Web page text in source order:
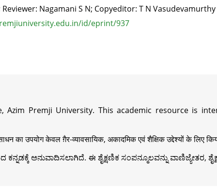
Nagamani S N; Copyeditor: T N Vasudevamurthy
id/eprint/937
Premji University. This academic resource is
का उपयोग केवल ग़ैर-व्यावसायिक, अकादमिक एवं शैक्षिक उद्देश्यों के लिए
ಅನುವಾದಿಸಲಾಗಿದೆ. ಈ ಶೈಕ್ಷಣಿಕ ಸಂಪನ್ಮೂಲವನ್ನು ವಾಣಿಜ್ಯೇತರ,